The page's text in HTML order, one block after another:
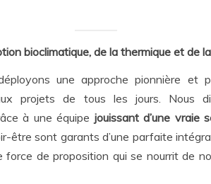
bioclimatique, de la thermique et de
uneapproche pionnière et
projets de tous les jours. Nous
à une équipe jouissant d’une vraie
être sont garants d’une parfaite
force de proposition qui se nourrit de